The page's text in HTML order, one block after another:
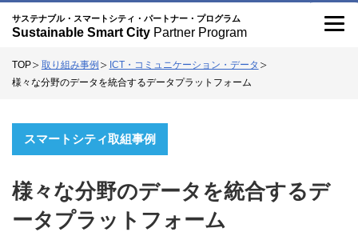
記
こ
に
つ
い
サステナブル・スマートシティ・パートナー・プログラム
Sustainable Smart City Partner Program
TOP 取り組み事例
ICT・コミュニケーション・データ
様々な分野のデータを統合するデータプラットフォーム
スマートシティ取組事例
様々な分野のデータを統合するデ
ータプラットフォーム